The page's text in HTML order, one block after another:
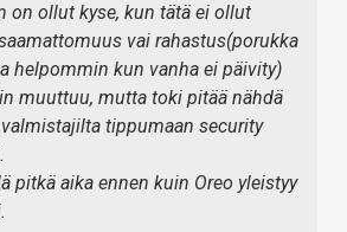
on ollut kyse, kun tätä ei ollut
vai rahastus(porukka
helpommin kun vanha ei päivity)
muuttuu, mutta toki pitää nähdä
tippumaan security
pitkä aika ennen kuin Oreo yleistyy